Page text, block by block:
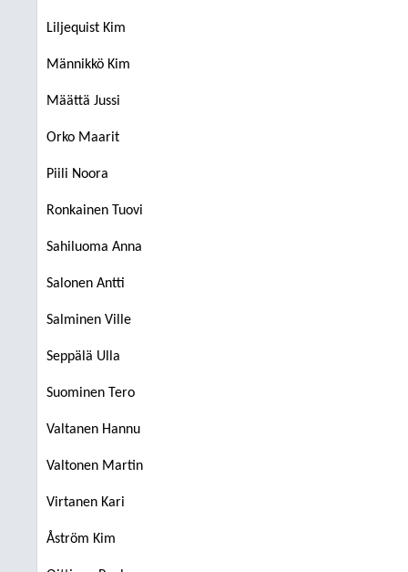
Liljequist Kim
Männikkö Kim
Määttä Jussi
Orko Maarit
Piili Noora
Ronkainen Tuovi
Sahiluoma Anna
Salonen Antti
Salminen Ville
Seppälä Ulla
Suominen Tero
Valtanen Hannu
Valtonen Martin
Virtanen Kari
Åström Kim